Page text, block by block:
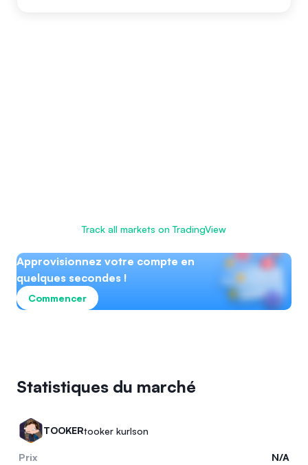
Track all markets on TradingView
Approvisionnez votre compte en
quelques secondes !
Commencer
Statistiques du marché
TOOKERtooker kurlson
Prix
N/A